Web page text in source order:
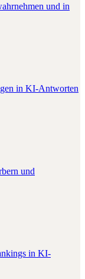
und in
in KI-Antworten
und
in KI-